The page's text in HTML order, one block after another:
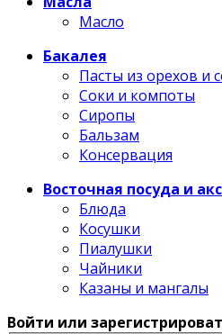
Масло
Бакалея
Пасты из орехов и
Соки и компоты
Сиропы
Бальзам
Консервация
Восточная посуда и
Блюда
Косушки
Пиалушки
Чайники
Казаны и мангалы
Войти или